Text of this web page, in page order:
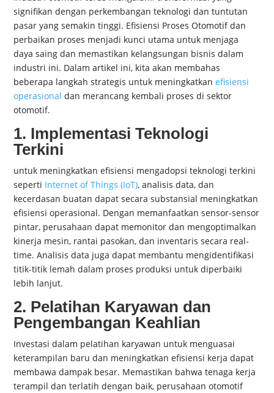
signifikan dengan perkembangan teknologi dan tuntutan
pasar yang semakin tinggi. Efisiensi Proses Otomotif dan
perbaikan proses menjadi kunci utama untuk menjaga
daya saing dan memastikan kelangsungan bisnis dalam
industri ini. Dalam artikel ini, kita akan membahas
beberapa langkah strategis untuk meningkatkanefisiensi
operasional dan merancang kembali proses di sektor
otomotif.
1. Implementasi Teknologi
Terkini
untuk meningkatkan efisiensi mengadopsi teknologi terkini
seperti Internet of Things (IoT), analisis data, dan
kecerdasan buatan dapat secara substansial meningkatkan
efisiensi operasional. Dengan memanfaatkan sensor-sensor
pintar, perusahaan dapat memonitor dan mengoptimalkan
kinerja mesin, rantai pasokan, dan inventaris secara real-
time. Analisis data juga dapat membantu mengidentifikasi
titik-titik lemah dalam proses produksi untuk diperbaiki
lebih lanjut.
2. Pelatihan Karyawan dan
Pengembangan Keahlian
Investasi dalam pelatihan karyawan untuk menguasai
keterampilan baru dan meningkatkan efisiensi kerja dapat
membawa dampak besar. Memastikan bahwa tenaga kerja
terampil dan terlatih dengan baik, perusahaan otomotif